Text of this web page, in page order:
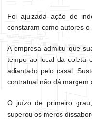
Foi ajuizada ação de
constaram como autores o
A empresa admitiu que
tempo ao local da coleta
adiantado pelo casal.
contratual não dá margem
O juízo de primeiro
superou os meros